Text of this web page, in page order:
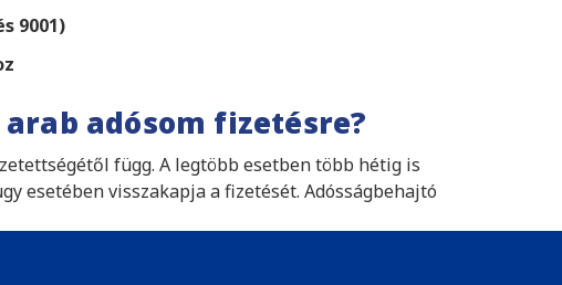
9001)
adósom fizetésre?
függ. A legtöbb esetben több hétig is
esetében visszakapja a fizetését. Adósságbehajtó